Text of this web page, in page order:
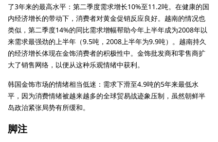
了3年来的最高水平：第二季度需求增长10%至11.2吨。在健康的国
内经济增长的带动下，消费者对黄金促销反应良好。越南的情况也
类似，第二季度14%的同比需求增幅帮助今年上半年成为2008年以
来需求最强劲的上半年（9.5吨，2008上半年为9.9吨）。越南持久
的经济增长体现在金饰消费者的积极性中。金饰批发商和零售商扩
大了销售网络，以便从这种乐观情绪中获利。
韩国金饰市场的情绪相当低迷：需求下滑至4.9吨的5年来最低水
平，因为消费情绪被越来越多的全球贸易战迹象压制，虽然朝鲜半
岛政治紧张局势有所缓和。
脚注